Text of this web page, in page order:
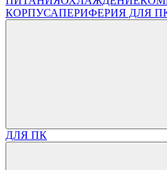
КОРПУСАПЕРИФЕРИЯ ДЛЯ
ДЛЯ ПК